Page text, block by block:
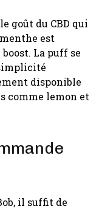
goût du CBD qui
est
La puff se
disponible
comme lemon et
il suffit de